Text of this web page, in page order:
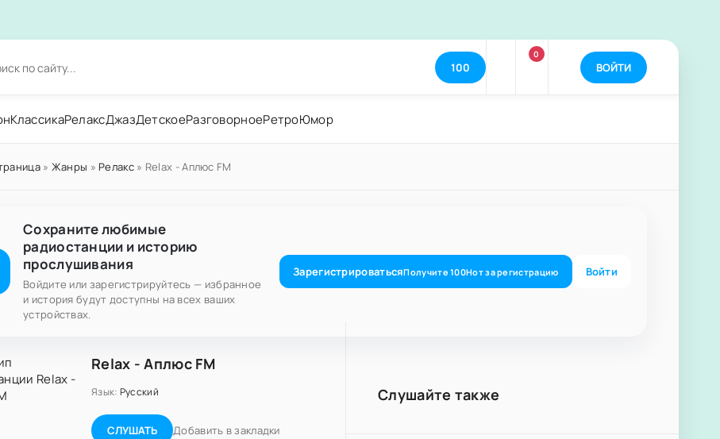
100
0
ВОЙТИ
КлассикаРелаксДжазДетскоеРазговорноеРетроЮмор
» Жанры » Релакс» Relax - Аплюс FM
Сохраните любимые
радиостанции и историю
прослушивания
Войдите или зарегистрируйтесь — избранное
и история будут доступны на всех ваших
устройствах.
ЗарегистрироватьсяПолучите100Нотза регистрацию Войти
Relax - Аплюс FM
Язык: Русский
СЛУШАТЬ Добавить в закладки
Слушайте также